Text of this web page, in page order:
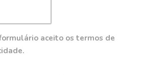
aceito os termos de